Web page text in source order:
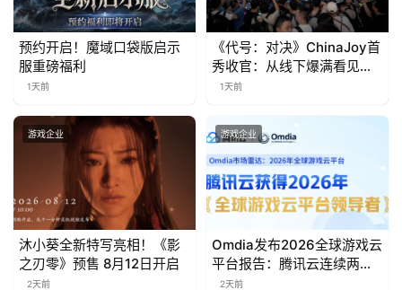
茶
对
接
会
站
预约开启！魔域口袋版启示
服重磅福利
1天前
《代号：对决》ChinaJoy首
秀收官：从线下爆满看见玩
家的真实期待
1天前
游戏企业
沐小葵全新特写亮相！《影
之刃零》预售 8月12日开启
2天前
游戏企业
Omdia发布2026全球游戏云
平台报告：腾讯云连续两年
入选“领导者”象限
2天前